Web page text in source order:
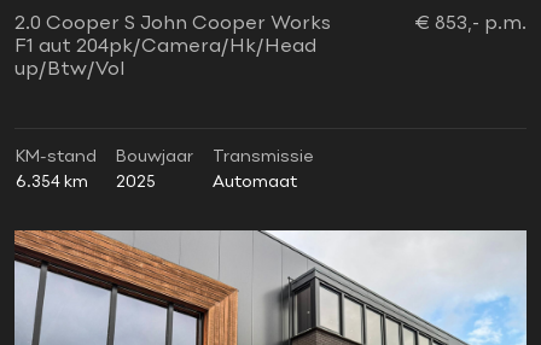
2.0 Cooper S John Cooper Works
F1 aut 204pk/Camera/Hk/Head
up/Btw/Vol
€ 853,- p.m.
KM-stand
6.354 km
Bouwjaar
2025
Transmissie
Automaat